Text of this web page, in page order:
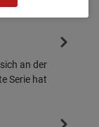
an der
Serie hat